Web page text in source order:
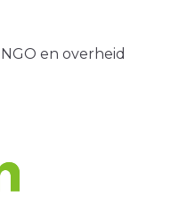
NGO en overheid